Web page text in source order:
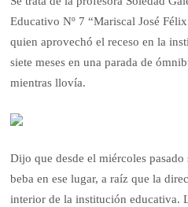
Educativo Nº 7 “Mariscal José
quien aprovechó el receso en la
siete meses en una parada de
mientras llovía.
Dijo que desde el miércoles
beba en ese lugar, a raíz que la
interior de la institución educativa.